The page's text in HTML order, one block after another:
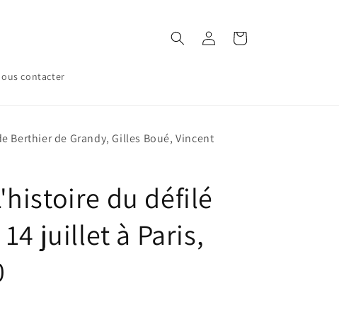
contacter
Connexion Panier
Berthier de Grandy, Gilles Boué, Vincent
du défilé
juillet à Paris,